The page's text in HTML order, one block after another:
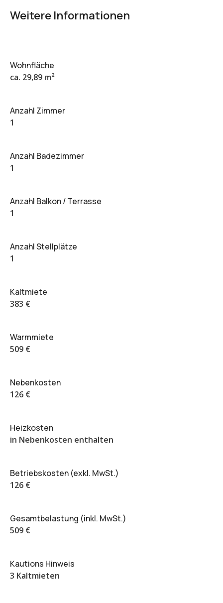
Weitere Informationen
Wohnfläche
ca. 29,89 m²
Anzahl Zimmer
1
Anzahl Badezimmer
1
Anzahl Balkon / Terrasse
1
Anzahl Stellplätze
1
Kaltmiete
383 €
Warmmiete
509 €
Nebenkosten
126 €
Heizkosten
in Nebenkosten enthalten
Betriebskosten (exkl. MwSt.)
126 €
Gesamtbelastung (inkl. MwSt.)
509 €
Kautions Hinweis
3 Kaltmieten